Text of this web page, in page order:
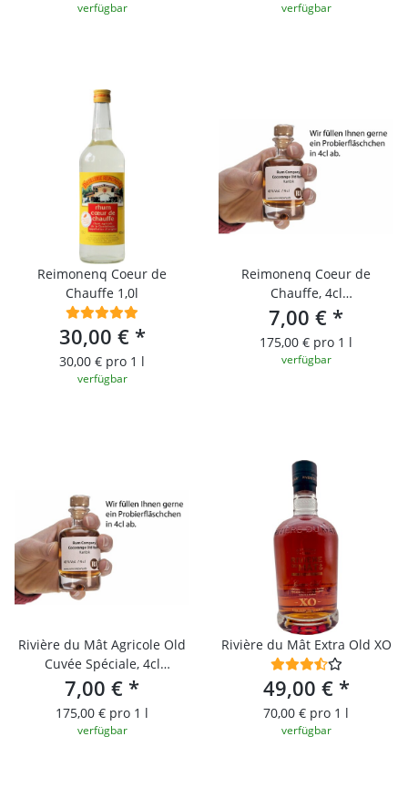
verfügbar verfügbar
Reimonenq Coeur de
Chauffe 1,0l
30,00 € *
30,00 € pro 1 l
verfügbar
Reimonenq Coeur de
Chauffe, 4cl
Probierfläschchen
7,00 € *
175,00 € pro 1 l
verfügbar
Rivière du Mât Agricole Old
Cuvée Spéciale, 4cl
Probierfläschchen
7,00 € *
175,00 € pro 1 l
verfügbar
Rivière du Mât Extra Old XO
49,00 € *
70,00 € pro 1 l
verfügbar